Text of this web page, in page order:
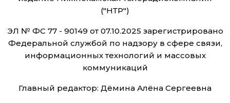
("НТР")
ЭЛ № ФС 77 - 90149 от 07.10.2025 зарегистрировано
Федеральной службой по надзору в сфере связи,
информационных технологий и массовых
коммуникаций
Главный редактор: Дёмина Алёна Сергеевна